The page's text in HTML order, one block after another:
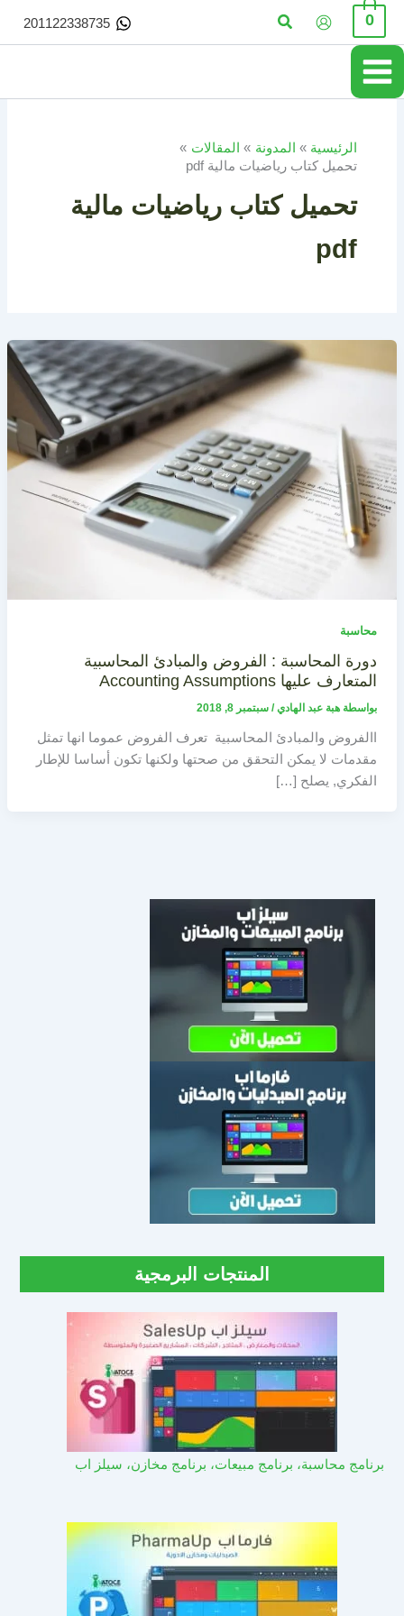
تخطي
المحتوى
0 البحث 201122338735
الرئيسية المدونة
المقالات
تحميل كتاب رياضيات مالية pdf
تحميل كتاب رياضيات مالية
pdf
محاسبة
دورة المحاسبة : الفروض والمبادئ المحاسبية
المتعارف عليها Accounting Assumptions
بواسطة هبة عبد الهادي/ سبتمبر 8, 2018
االفروض والمبادئ المحاسبية تعرف الفروض عموما انها تمثل
مقدمات لا يمكن التحقق من صحتها ولكنها تكون أساسا للإطار
الفكري, يصلح […]
المنتجات البرمجية
برنامج محاسبة، برنامج مبيعات، برنامج مخازن، سيلز اب